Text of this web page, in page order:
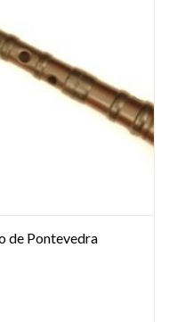
de Pontevedra